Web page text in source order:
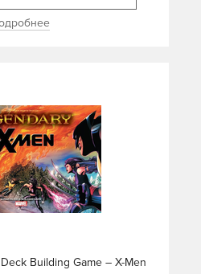
Building Game – X-Men